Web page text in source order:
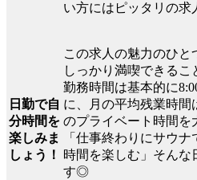
い方にはピッタリの求
日勤で自
分時間を
楽しみま
しょう！
この求人の魅力のひ
しっかり満喫できるこ
勤務時間は基本的に
に、月の平均残業時間
のプライベート時間を
「仕事終わりにサウ
時間を楽しむ」そんな
す◎